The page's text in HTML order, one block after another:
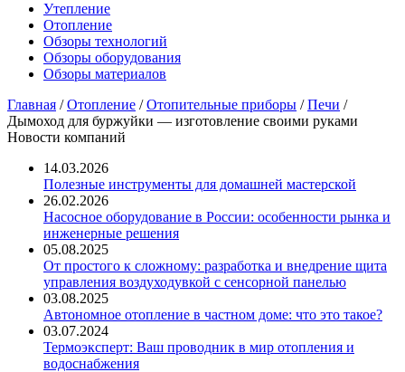
Утепление
Отопление
Обзоры технологий
Обзоры оборудования
Обзоры материалов
Главная /Отопление /Отопительные приборы /Печи /
Дымоход для буржуйки — изготовление своими руками
Новости компаний
14.03.2026
Полезные инструменты для домашней мастерской
26.02.2026
Насосное оборудование в России: особенности рынка и
инженерные решения
05.08.2025
От простого к сложному: разработка и внедрение щита
управления воздуходувкой с сенсорной панелью
03.08.2025
Автономное отопление в частном доме: что это такое?
03.07.2024
Термоэксперт: Ваш проводник в мир отопления и
водоснабжения